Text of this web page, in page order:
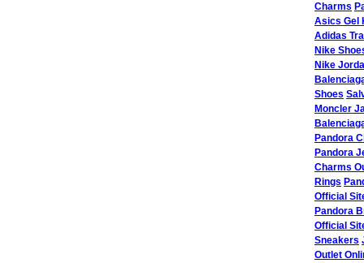
Charms
Asics Gel
Adidas
Nike
Nike
Shoes
Moncler
Pandora
Pandora
Charms
Rings
Official
Pandora
Official
Sneakers
Outlet